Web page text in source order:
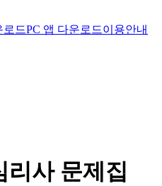
로드PC 앱 다운로드이용안내
리사문제집